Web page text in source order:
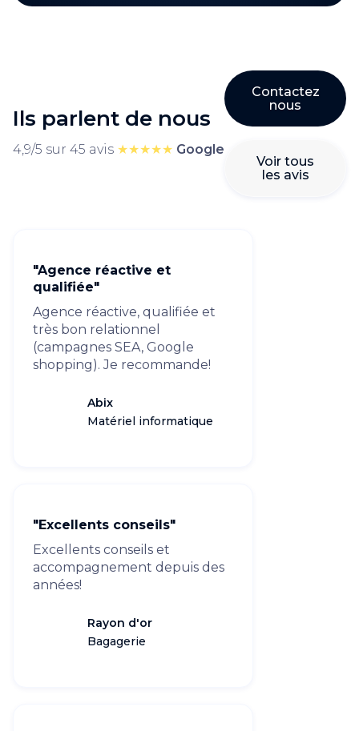
Ils parlent de nous
4,9/5 sur 45 avis ★★★★★ Google
Contactez
nous
Voir tous
les avis
"Agence réactive et
qualifiée"
Agence réactive, qualifiée et
très bon relationnel
(campagnes SEA, Google
shopping). Je recommande!
Abix
Matériel informatique
"Excellents conseils"
Excellents conseils et
accompagnement depuis des
années!
Rayon d'or
Bagagerie